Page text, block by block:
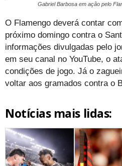
Gabriel Barbosa em ação pelo
O Flamengo deverá contar
próximo domingo contra o
informações divulgadas pelo
em seu canal no YouTube, o
condições de jogo. Já o
voltar aos gramados contra o
Notícias mais lidas: